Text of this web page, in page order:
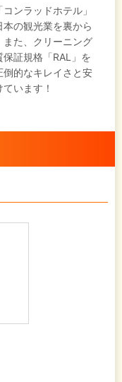
ンラッドホテル」
の観光業を裏から
た、クリーニング
証規格「RAL」を
的なキレイさと安
います！